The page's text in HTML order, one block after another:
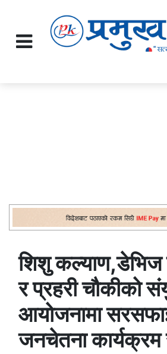
शिशु
र प्रहरी चौकीको
आयोजनामा
जनचेतना कार्यक्रम